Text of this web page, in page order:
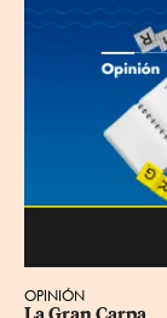
OPINIÓN